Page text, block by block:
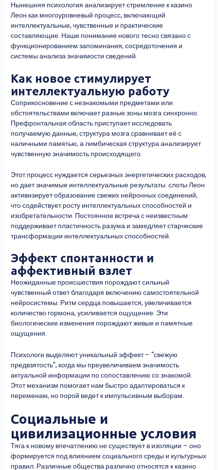
Нынешняя психология анализирует стремление к казино
Леон как многоуровневый процесс, включающий
интеллектуальные, чувственные и практические
составляющие. Наше понимание нового тесно связано с
функционированием запоминания, сосредоточения и
системы анализа значимости сведений.
Как новое стимулирует
интеллектуальную работу
Соприкосновение с незнакомыми предметами или
обстоятельствами включает разные зоны мозга синхронно.
Префронтальная область приступает исследовать
получаемую данные, структура мозга сравнивает её с
наличными памятью, а лимбическая структура анализирует
чувственную значимость происходящего.
Этот процесс нуждается серьезных энергетических расходов,
но дает значимые интеллектуальные результаты. слоты Леон
активизирует образование свежих нейронных соединений,
что содействует росту интеллектуальных способностей и
изобретательности. Постоянное встреча с неизвестным
поддерживает пластичность разума и замедляет старческие
трансформации интеллектуальных способностей.
Эффект спонтанности и
аффективный взлет
Неожиданные происшествия порождают сильный
чувственный ответ благодаря включению самостоятельной
нейросистемы. Ритм сердца повышается, увеличивается
количество гормона, усиливается ощущение. Эти
биологические изменения порождают живые и памятные
ощущения.
Психологи выделяют уникальный эффект – “свежую
предвзятость”, когда мы преувеличиваем значимость
актуальной информации по сопоставлению со знакомой.
Этот механизм помогает нам быстро адаптироваться к
переменам, но порой ведет к импульсивным выборам.
Социальные и
цивилизационные условия
Тяга к новому впечатлению не существует в изоляции – оно
формируется под влиянием социального среды и культурных
правил. Различные общества различно относятся к казино